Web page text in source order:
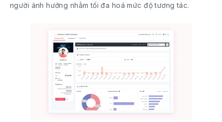
người ảnh hưởng nhằm tối đa hoá mức độ tương tác.